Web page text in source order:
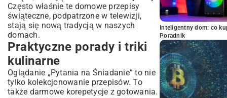
Często właśnie te domowe przepisy
świąteczne, podpatrzone w telewizji,
stają się nową tradycją w naszych
domach.
Praktyczne porady i triki
kulinarne
Oglądanie „Pytania na Śniadanie” to nie
tylko kolekcjonowanie przepisów. To
także darmowe korepetycje z gotowania.
Inteligentny dom: co
Poradnik